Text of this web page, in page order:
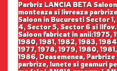
Parbriz LANCIA BETA
monteaza si livreaza
Saloon in Bucuresti Sector
4, Sector 5, Sector 6 si Ilfov.
Saloon fabricat in anii:1975,
1980, 1981, 1982, 1983,
1977, 1978, 1979, 1980,
1986, Deasemenea,
parbrize, lunete si geamuri